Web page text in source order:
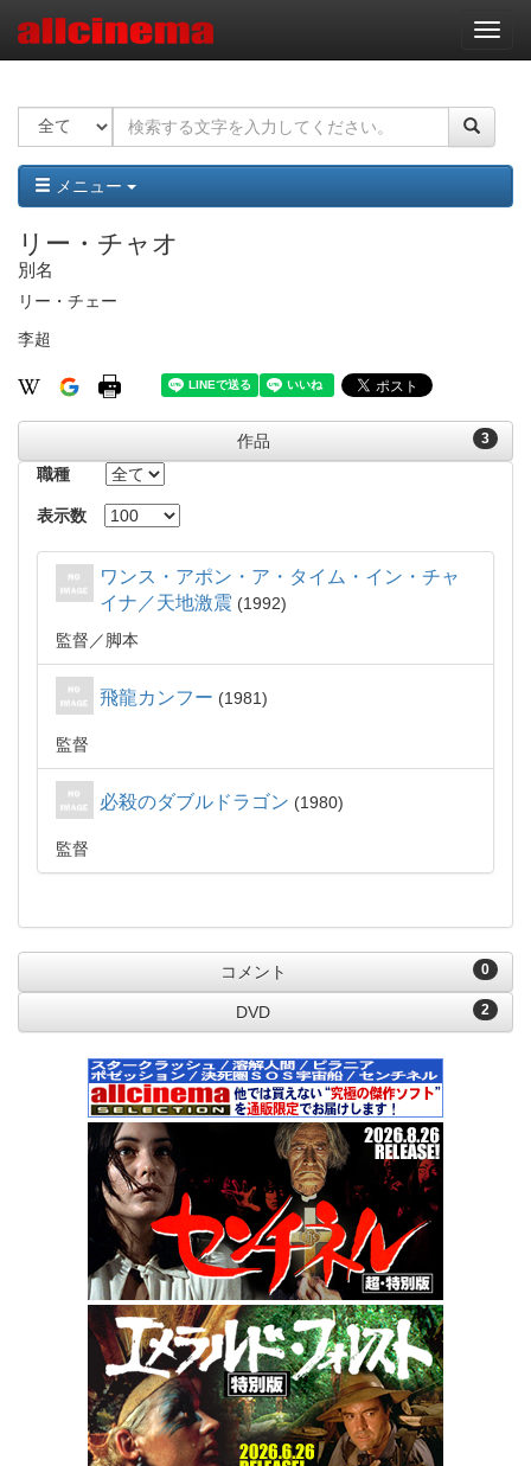
ナ
ビ
ー
ョ
ン
メニュー
リー・チャオ
別名
リー・チェー
李超
3
作品
職種
表示数
ワンス・アポン・ア・タイム・イン・チャ
イナ／天地激震
1992
監督
脚本
飛龍カンフー 1981
監督
必殺のダブルドラゴン 1980
監督
0
コメント
2
DVD